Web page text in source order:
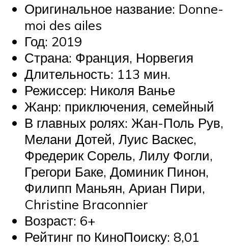
Оригинальное название: Donne-
moi des ailes
Год: 2019
Страна: Франция, Норвегия
Длительность: 113 мин.
Режиссер: Николя Ванье
Жанр: приключения, семейный
В главных ролях: Жан-Поль Рув,
Мелани Дотей, Луис Васкес,
Фредерик Сорель, Лилу Фогли,
Грегори Баке, Доминик Пинон,
Филипп Маньян, Ариан Пири,
Christine Braconnier
Возраст: 6+
Рейтинг по КиноПоиску: 8,01